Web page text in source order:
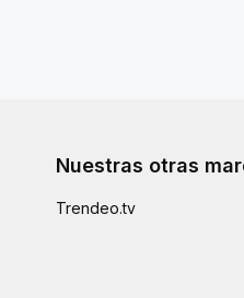
Nuestras otras
Trendeo.tv